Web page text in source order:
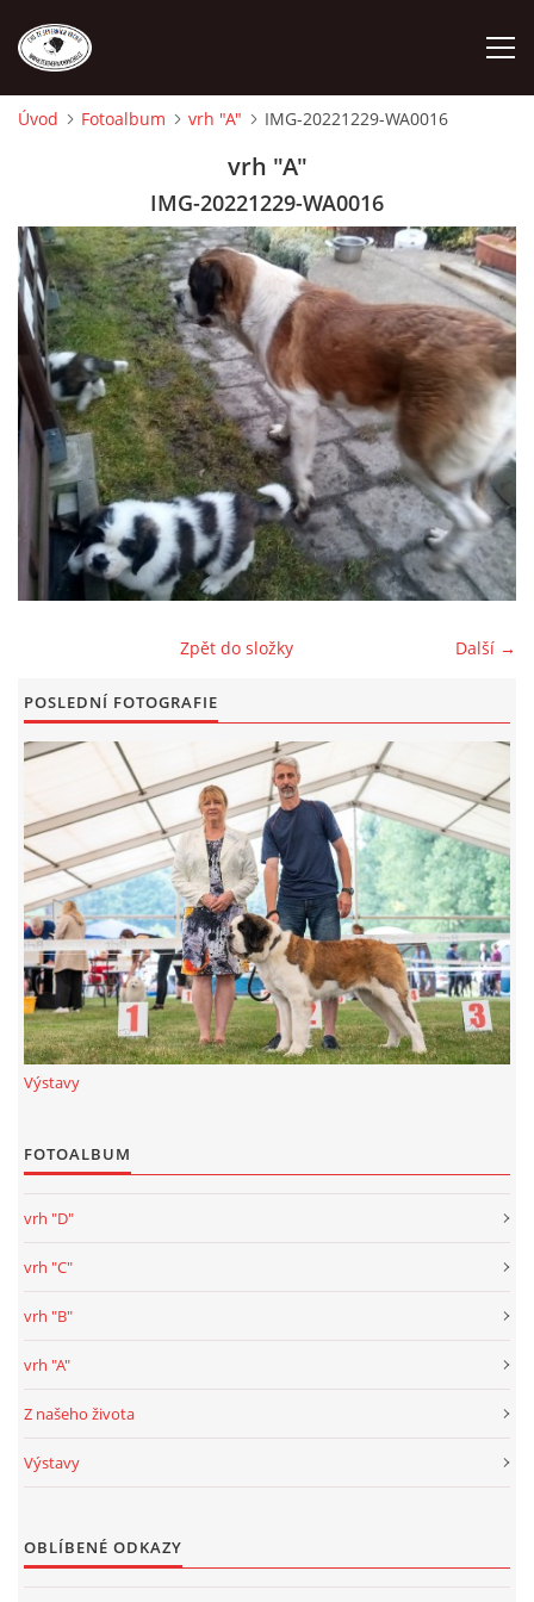
STANDARD
FENY
ŠTĚŇATA
VÝSTAVNÍ ÚSPĚCHY NAŠÍ CHS
FOTOALBUM
KONTAKT
© CHS ze Severních vrchů | Aktualizováno: 20. 7. 2026
Úvod Fotoalbum vrh "A" IMG-20221229-WA0016
vrh "A"
IMG-20221229-WA0016
Další →
Zpět do složky
POSLEDNÍ FOTOGRAFIE
Výstavy
FOTOALBUM
vrh "D"
vrh "C"
vrh "B"
vrh "A"
Z našeho života
Výstavy
OBLÍBENÉ ODKAZY